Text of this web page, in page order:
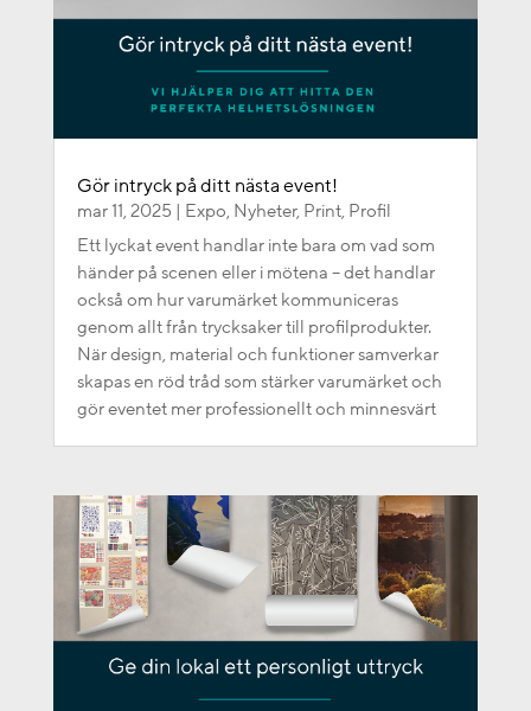
Gör intryck på ditt nästa event!
mar 11, 2025 | Expo, Nyheter, Print, Profil
Ett lyckat event handlar inte bara om vad som
händer på scenen eller i mötena – det handlar
också om hur varumärket kommuniceras
genom allt från trycksaker till profilprodukter.
När design, material och funktioner samverkar
skapas en röd tråd som stärker varumärket och
gör eventet mer professionellt och minnesvärt